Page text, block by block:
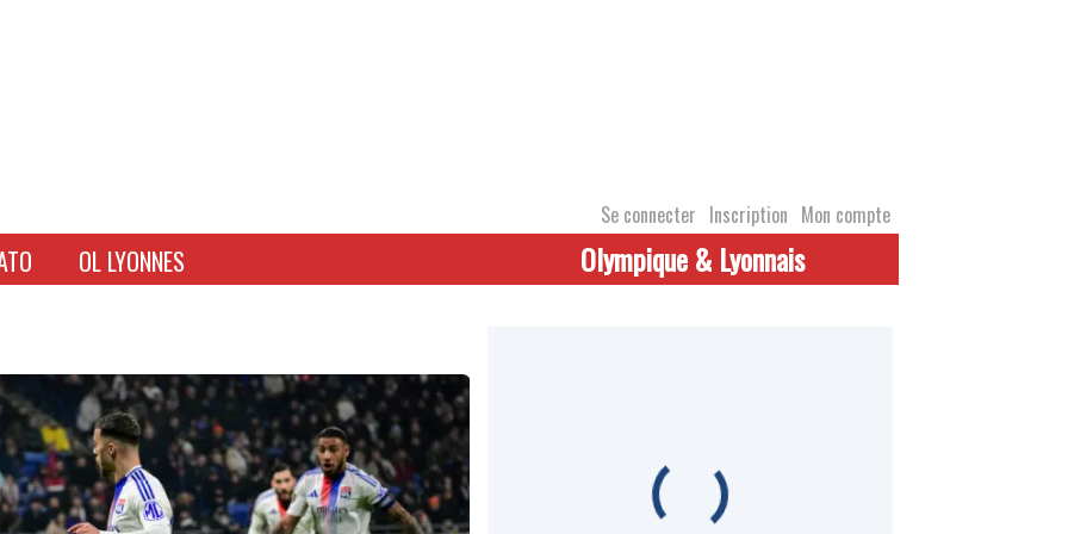
Se connecter Inscription Mon compte
OL LYONNES Olympique & Lyonnais